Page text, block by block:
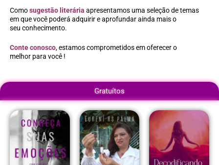
Comosugestão literária apresentamos uma seleção de temas
em que você poderá adquirir e aprofundar ainda mais o
seu conhecimento.
Conte conosco, estamos comprometidos em oferecer o
melhor para você !
Gratuítos